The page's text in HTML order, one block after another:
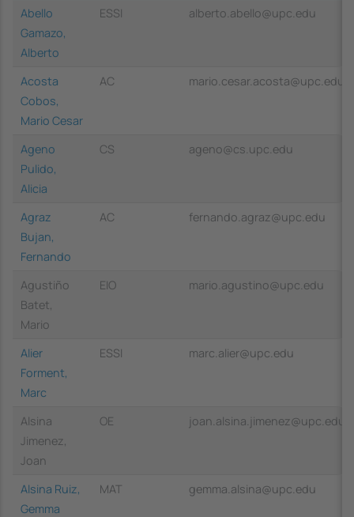
Abello
Gamazo,
Alberto
ESSI alberto.abello@upc.edu
Acosta
Cobos,
Mario Cesar
AC mario.cesar.acosta@upc.edu
Ageno
Pulido,
Alicia
CS ageno@cs.upc.edu
Agraz
Bujan,
Fernando
AC fernando.agraz@upc.edu
Agustiño
Batet,
Mario
EIO mario.agustino@upc.edu
Alier
Forment,
Marc
ESSI marc.alier@upc.edu
Alsina
Jimenez,
Joan
OE joan.alsina.jimenez@upc.edu
Alsina Ruiz,
Gemma
MAT gemma.alsina@upc.edu